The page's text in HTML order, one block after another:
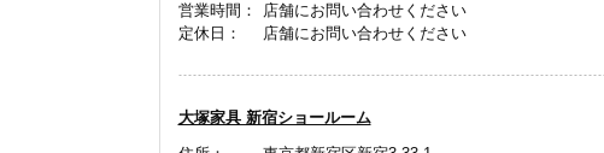
営業時間：
店舗にお問い合わせください
定休日：
店舗にお問い合わせください
大塚家具 新宿ショールーム